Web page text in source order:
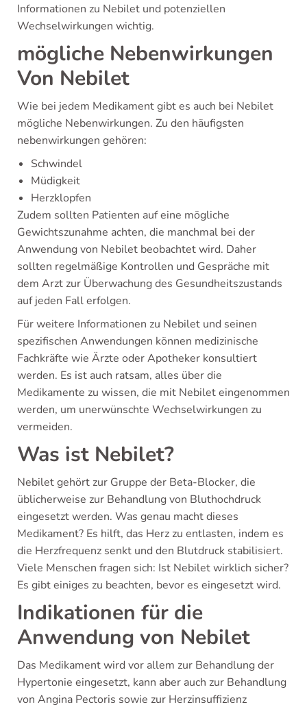
Informationen zu Nebilet und potenziellen
Wechselwirkungen wichtig.
mögliche Nebenwirkungen
Von Nebilet
Wie bei jedem Medikament gibt es auch bei Nebilet
mögliche Nebenwirkungen. Zu den häufigsten
nebenwirkungen gehören:
Schwindel
Müdigkeit
Herzklopfen
Zudem sollten Patienten auf eine mögliche
Gewichtszunahme achten, die manchmal bei der
Anwendung von Nebilet beobachtet wird. Daher
sollten regelmäßige Kontrollen und Gespräche mit
dem Arzt zur Überwachung des Gesundheitszustands
auf jeden Fall erfolgen.
Für weitere Informationen zu Nebilet und seinen
spezifischen Anwendungen können medizinische
Fachkräfte wie Ärzte oder Apotheker konsultiert
werden. Es ist auch ratsam, alles über die
Medikamente zu wissen, die mit Nebilet eingenommen
werden, um unerwünschte Wechselwirkungen zu
vermeiden.
Was ist Nebilet?
Nebilet gehört zur Gruppe der Beta-Blocker, die
üblicherweise zur Behandlung von Bluthochdruck
eingesetzt werden. Was genau macht dieses
Medikament? Es hilft, das Herz zu entlasten, indem es
die Herzfrequenz senkt und den Blutdruck stabilisiert.
Viele Menschen fragen sich: Ist Nebilet wirklich sicher?
Es gibt einiges zu beachten, bevor es eingesetzt wird.
Indikationen für die
Anwendung von Nebilet
Das Medikament wird vor allem zur Behandlung der
Hypertonie eingesetzt, kann aber auch zur Behandlung
von Angina Pectoris sowie zur Herzinsuffizienz